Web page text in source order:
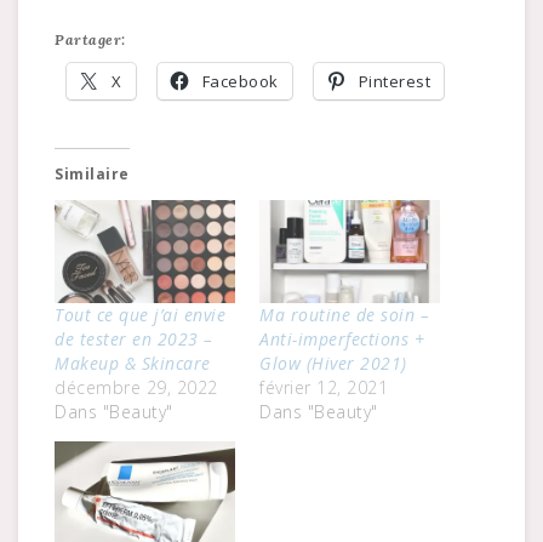
Partager:
X Facebook Pinterest
Similaire
Tout ce que j’ai envie
de tester en 2023 –
Makeup & Skincare
décembre 29, 2022
Dans "Beauty"
Ma routine de soin –
Anti-imperfections +
Glow (Hiver 2021)
février 12, 2021
Dans "Beauty"